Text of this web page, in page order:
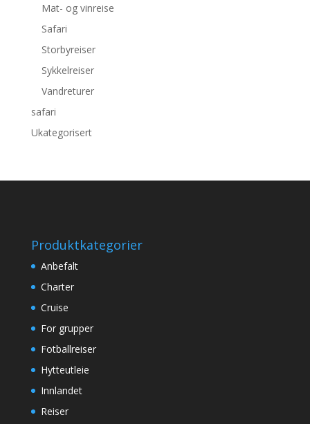
Mat- og vinreise
Safari
Storbyreiser
Sykkelreiser
Vandreturer
safari
Ukategorisert
Produktkategorier
Anbefalt
Charter
Cruise
For grupper
Fotballreiser
Hytteutleie
Innlandet
Reiser